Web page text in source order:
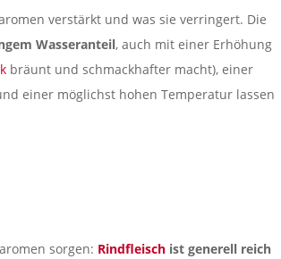
verstärkt und was sie verringert. Die
Wasseranteil, auch mit einer Erhöhung
bräunt und schmackhafter macht), einer
einer möglichst hohen Temperatur lassen
sorgen: Rindfleisch ist generell reich